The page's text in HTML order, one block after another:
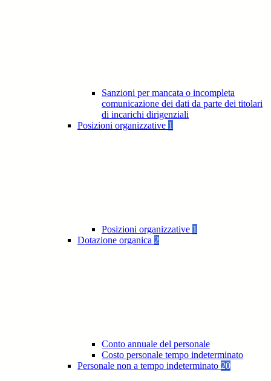
Sanzioni per mancata o incompleta
comunicazione dei dati da parte dei titolari
di incarichi dirigenziali
Posizioni organizzative 1
Posizioni organizzative 1
Dotazione organica 2
Conto annuale del personale
Costo personale tempo indeterminato
Personale non a tempo indeterminato 20